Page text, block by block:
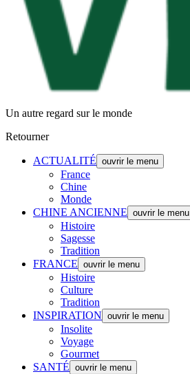
Un autre regard sur le monde
Retourner
ACTUALITÉ ouvrir le menu
France
Chine
Monde
CHINE ANCIENNE ouvrir le menu
Histoire
Sagesse
Tradition
FRANCE ouvrir le menu
Histoire
Culture
Tradition
INSPIRATION ouvrir le menu
Insolite
Voyage
Gourmet
SANTÉ ouvrir le menu